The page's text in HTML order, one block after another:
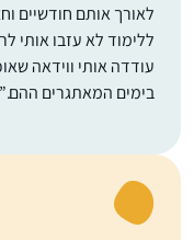
לאורך אותם חודשיים
ללימוד לא עזבו אותי
עודדה אותי ווידאה
בימים המאתגרים ההם.”